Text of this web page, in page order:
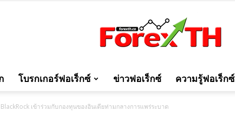
โบรกเกอร์ฟอเร็กซ์ ข่าวฟอเร็กซ์ ความรู้ฟอเร็กซ์
เข้าร่วมกับกองทุนของอินเดียท่ามกลางการแพร่ระบาด